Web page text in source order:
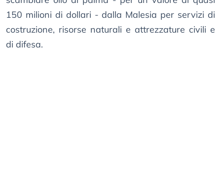
150 milioni di dollari - dalla Malesia per servizi di
costruzione, risorse naturali e attrezzature civili e
di difesa.